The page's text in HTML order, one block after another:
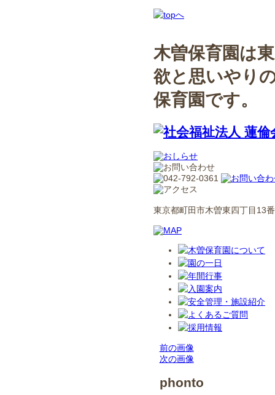
木曽保育園は
欲と思いやり
保育園です。
東京都町田市木曽東四丁目13
前の画像
次の画像
phonto